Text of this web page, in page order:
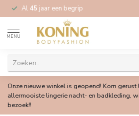
Al 45 jaar een begrip
MENU
Onze nieuwe winkel is geopend! Kom
allermooiste lingerie nacht- en badkleding,
bezoek!!